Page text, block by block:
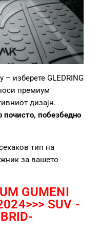
изберете GLEDRING
премиум
дизајн.
почисто, побезбедно
тип на
за вашето
GUMENI
SUV -